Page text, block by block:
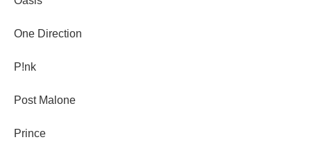
One Direction
P!nk
Post Malone
Prince